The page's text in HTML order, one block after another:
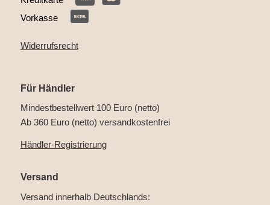
Vorkasse
Widerrufsrecht
Für Händler
Mindestbestellwert 100 Euro (netto)
Ab 360 Euro (netto) versandkostenfrei
Händler-Registrierung
Versand
Versand innerhalb Deutschlands: